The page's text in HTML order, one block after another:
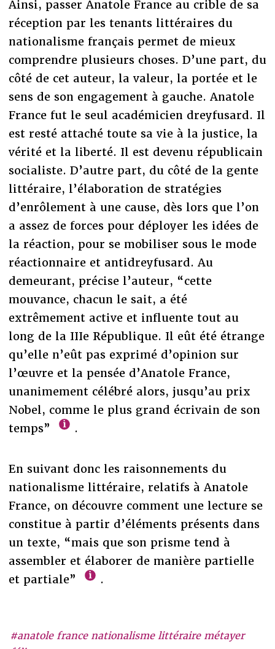
#anatole france nationalisme littéraire métayer
Ainsi, passer Anatole France au crible de sa
réception par les tenants littéraires du
nationalisme français permet de mieux
comprendre plusieurs choses. D’une part, du
côté de cet auteur, la valeur, la portée et le
sens de son engagement à gauche. Anatole
France fut le seul académicien dreyfusard. Il
est resté attaché toute sa vie à la justice, la
vérité et la liberté. Il est devenu républicain
socialiste. D’autre part, du côté de la gente
littéraire, l’élaboration de stratégies
d’enrôlement à une cause, dès lors que l’on
a assez de forces pour déployer les idées de
la réaction, pour se mobiliser sous le mode
réactionnaire et antidreyfusard. Au
demeurant, précise l’auteur, “cette
mouvance, chacun le sait, a été
extrêmement active et influente tout au
long de la IIIe République. Il eût été étrange
qu’elle n’eût pas exprimé d’opinion sur
l’œuvre et la pensée d’Anatole France,
unanimement célébré alors, jusqu’au prix
Nobel, comme le plus grand écrivain de son
temps”
.
En suivant donc les raisonnements du
nationalisme littéraire, relatifs à Anatole
France, on découvre comment une lecture se
constitue à partir d’éléments présents dans
un texte, “mais que son prisme tend à
assembler et élaborer de manière partielle
et partiale”
.